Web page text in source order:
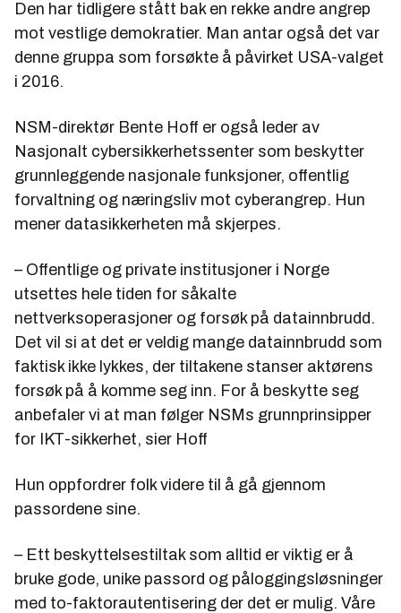
Den har tidligere stått bak en rekke andre angrep
mot vestlige demokratier. Man antar også det var
denne gruppa som forsøkte å påvirket USA-valget
i 2016.
NSM-direktør Bente Hoff er også leder av
Nasjonalt cybersikkerhetssenter som beskytter
grunnleggende nasjonale funksjoner, offentlig
forvaltning og næringsliv mot cyberangrep. Hun
mener datasikkerheten må skjerpes.
– Offentlige og private institusjoner i Norge
utsettes hele tiden for såkalte
nettverksoperasjoner og forsøk på datainnbrudd.
Det vil si at det er veldig mange datainnbrudd som
faktisk ikke lykkes, der tiltakene stanser aktørens
forsøk på å komme seg inn. For å beskytte seg
anbefaler vi at man følger NSMs grunnprinsipper
for IKT-sikkerhet, sier Hoff
Hun oppfordrer folk videre til å gå gjennom
passordene sine.
– Ett beskyttelsestiltak som alltid er viktig er å
bruke gode, unike passord og påloggingsløsninger
med to-faktorautentisering der det er mulig. Våre